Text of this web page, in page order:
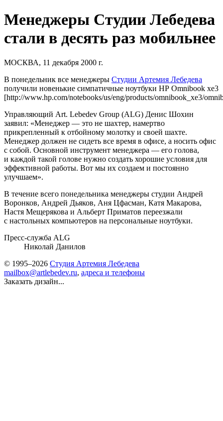
Менеджеры Студии Лебедева
стали в десять раз мобильнее
МОСКВА, 11 декабря 2000 г.
В понедельник все менеджеры Студии Артемия Лебедева
получили новенькие симпатичные ноутбуки HP Omnibook xe3
[http://www.hp.com/notebooks/us/eng/products/omnibook_xe3/
Управляющий Art. Lebedev Group (ALG) Денис Шохин
заявил: «Менеджер — это не шахтер, намертво
прикрепленный к отбойному молотку и своей шахте.
Менеджер должен не сидеть все время в офисе, а носить офис
с собой. Основной инструмент менеджера — его голова,
и каждой такой голове нужно создать хорошие условия для
эффективной работы. Вот мы их создаем и постоянно
улучшаем».
В течение всего понедельника менеджеры студии Андрей
Воронков, Андрей Дьяков, Аня Цфасман, Катя Макарова,
Настя Мещерякова и Альберт Приматов переезжали
с настольных компьютеров на персональные ноутбуки.
Пресс-служба ALG
Николай Данилов
© 1995–2026 Студия Артемия Лебедева
mailbox@artlebedev.ru, адреса и телефоны
Заказать дизайн...